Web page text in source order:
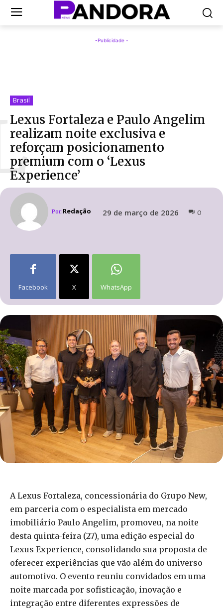
-Publicidade -
Brasil
Lexus Fortaleza e Paulo Angelim
realizam noite exclusiva e
reforçam posicionamento
premium com o ‘Lexus
Experience’
Por:Redação 29 de março de 2026 0
Facebook X WhatsApp
A Lexus Fortaleza, concessionária do Grupo New,
em parceria com o especialista em mercado
imobiliário Paulo Angelim, promoveu, na noite
desta quinta-feira (27), uma edição especial do
Lexus Experience, consolidando sua proposta de
oferecer experiências que vão além do universo
automotivo. O evento reuniu convidados em uma
noite marcada por sofisticação, inovação e
integração entre diferentes expressões de